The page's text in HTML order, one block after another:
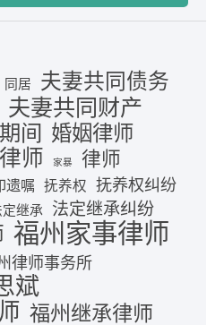
同居 夫妻共同债务
夫妻共同财产
间 婚姻律师
师 家暴 律师
遗嘱 抚养权 抚养权纠纷
定继承 法定继承纠纷
福州家事律师
律师事务所
斌
福州继承律师